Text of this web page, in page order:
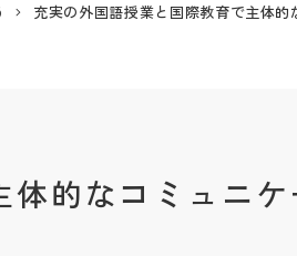
充実の外国語授業と国際教育で主体
的なコミュニケ